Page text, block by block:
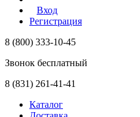
Вход
Регистрация
8 (800) 333-10-45
Звонок бесплатный
8 (831) 261-41-41
Каталог